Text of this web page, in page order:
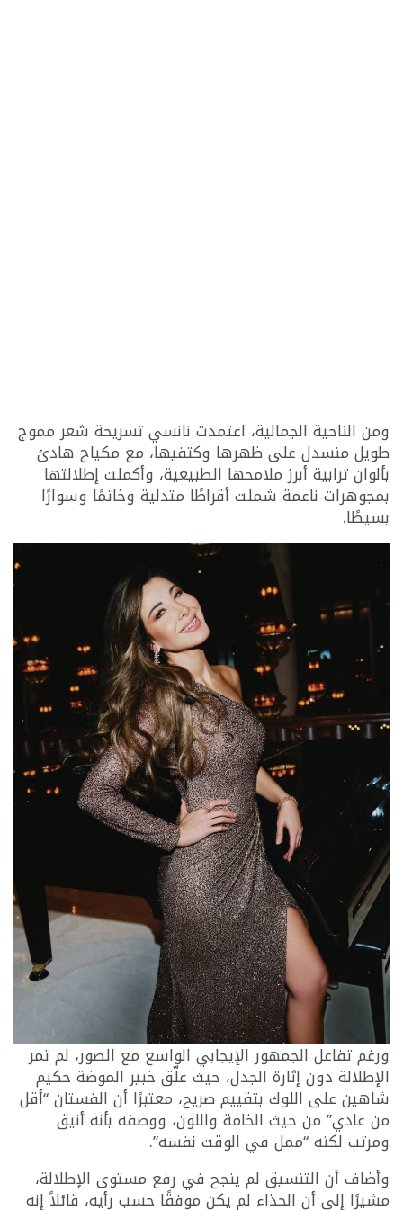
ومن الناحية الجمالية، اعتمدت نانسي تسريحة شعر مموج
طويل منسدل على ظهرها وكتفيها، مع مكياج هادئ
بألوان ترابية أبرز ملامحها الطبيعية، وأكملت إطلالتها
بمجوهرات ناعمة شملت أقراطًا متدلية وخاتمًا وسوارًا
بسيطًا.
ورغم تفاعل الجمهور الإيجابي الواسع مع الصور، لم تمر
الإطلالة دون إثارة الجدل، حيث علّق خبير الموضة حكيم
شاهين على اللوك بتقييم صريح، معتبرًا أن الفستان “أقل
من عادي” من حيث الخامة واللون، ووصفه بأنه أنيق
ومرتب لكنه “ممل في الوقت نفسه”.
وأضاف أن التنسيق لم ينجح في رفع مستوى الإطلالة،
مشيرًا إلى أن الحذاء لم يكن موفقًا حسب رأيه، قائلاً إنه